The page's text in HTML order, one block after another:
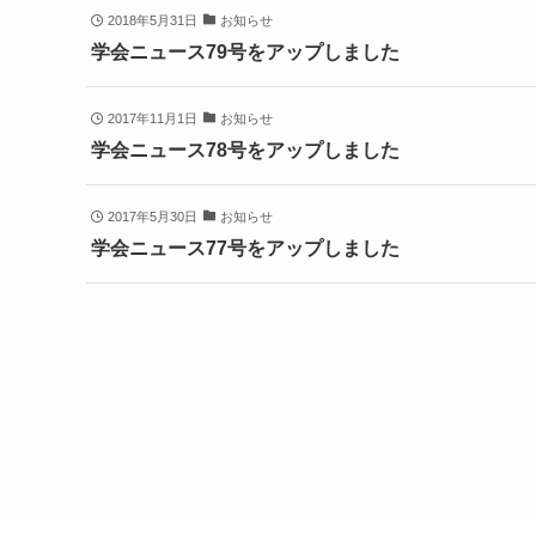
2018年5月31日 お知らせ
学会ニュース79号をアップしました
2017年11月1日 お知らせ
学会ニュース78号をアップしました
2017年5月30日 お知らせ
学会ニュース77号をアップしました